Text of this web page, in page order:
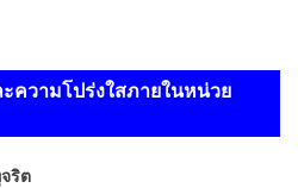
ความโปร่งใสภายในหน่วย
ริต